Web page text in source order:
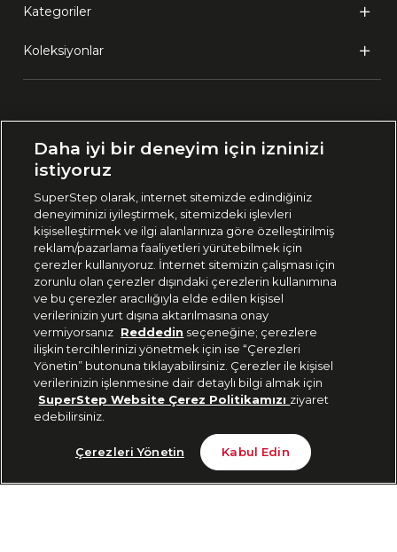
1.999 TL Sepete Ekle
Kategoriler
Koleksiyonlar
🇹🇷 Türkiye
444 37 36
Uygulamadan Takip Edin
Bizi Takip Edin
Daha iyi bir deneyim için izninizi
istiyoruz
SuperStep olarak, internet sitemizde edindiğiniz
deneyiminizi iyileştirmek, sitemizdeki işlevleri
kişiselleştirmek ve ilgi alanlarınıza göre özelleştirilmiş
reklam/pazarlama faaliyetleri yürütebilmek için
çerezler kullanıyoruz. İnternet sitemizin çalışması için
zorunlu olan çerezler dışındaki çerezlerin kullanımına
ve bu çerezler aracılığıyla elde edilen kişisel
verilerinizin yurt dışına aktarılmasına onay
vermiyorsanız Reddedin seçeneğine; çerezlere
ilişkin tercihlerinizi yönetmek için ise “Çerezleri
Yönetin” butonuna tıklayabilirsiniz. Çerezler ile kişisel
verilerinizin işlenmesine dair detaylı bilgi almak için
SuperStep Website Çerez Politikamızı ziyaret
edebilirsiniz.
Çerezleri Yönetin Kabul Edin